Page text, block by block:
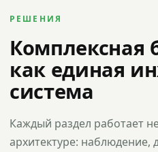
РЕШЕНИЯ
Комплексная
как единая
система
Каждый раздел работает
архитектуре: наблюдение,